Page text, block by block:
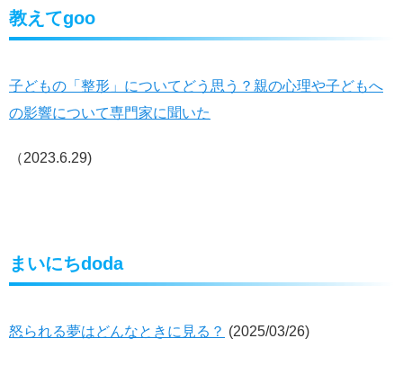
教えてgoo
子どもの「整形」についてどう思う？親の心理や子どもへ
の影響について専門家に聞いた
（2023.6.29)
まいにちdoda
怒られる夢はどんなときに見る？ (2025/03/26)